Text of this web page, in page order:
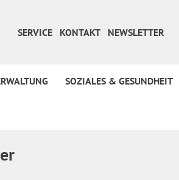
SERVICE
KONTAKT NEWSLETTER
SOZIALES & GESUNDHEIT